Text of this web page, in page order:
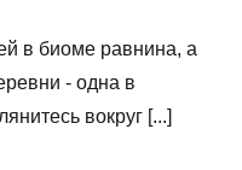
в биоме равнина, а
- одна в
вокруг [...]